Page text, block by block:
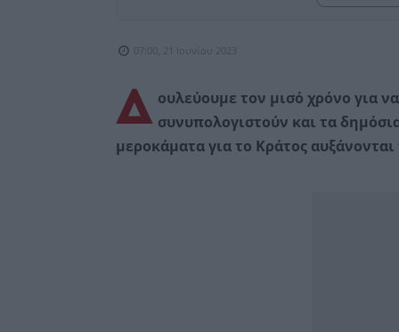
07:00, 21 Ιουνίου 2023
Δ ουλεύουμε τον μισό χρόνο για
συνυπολογιστούν και τα
μεροκάματα για το Κράτος